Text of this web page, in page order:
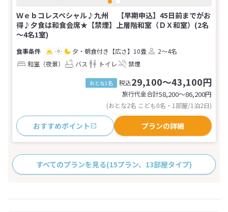
Ｗｅｂコレスペシャル♪九州 【早期申込】45日前までがお
得♪夕食は和食会席★【禁煙】上層階和室（ＤＸ和室）(2名
～4名1室)
夕・朝食付き 【広さ】10畳
2～4名
和室（夜景）
バス トイレ 禁煙
おとな1名 税込29,100～43,100円
旅行代金合計58,200〜86,200円
(おとな2名 こども0名・1部屋/1泊2日)
おすすめポイント プランの詳細
すべてのプランを見る(15プラン、13部屋タイプ)